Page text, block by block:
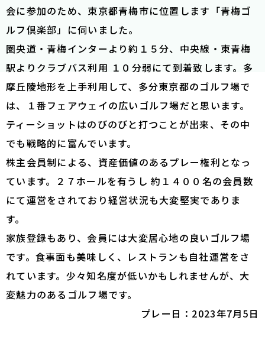
会に参加のため、東京都青梅市に位置します「青梅ゴ
ルフ倶楽部」に伺いました。
圏央道・青梅インターより約１５分、中央線・東青梅
駅よりクラブバス利用 １０分弱にて到着致します。多
摩丘陵地形を上手利用して、多分東京都のゴルフ場で
は、１番フェアウェイの広いゴルフ場だと思います。
ティーショットはのびのびと打つことが出来、その中
でも戦略的に富んでいます。
株主会員制による、資産価値のあるプレー権利となっ
ています。２７ホールを有うし 約１４００名の会員数
にて運営をされており経営状況も大変堅実でありま
す。
家族登録もあり、会員には大変居心地の良いゴルフ場
です。食事面も美味しく、レストランも自社運営をさ
れています。少々知名度が低いかもしれませんが、大
変魅力のあるゴルフ場です。
プレー日：2023年7月5日